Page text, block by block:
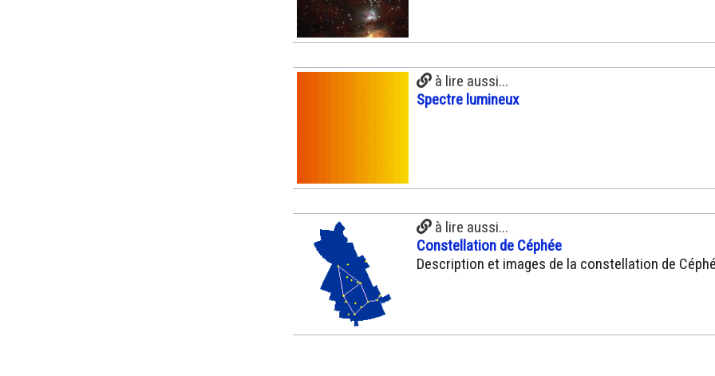
à lire aussi...
Spectre lumineux
à lire aussi...
Constellation de Céphée
Description et images de la constellation de